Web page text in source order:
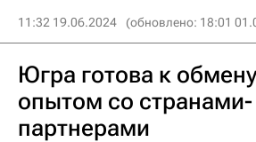
11:32 19.06.2024 (обновлено: 18:01
Югра готова к
опытом со странами-
партнерами